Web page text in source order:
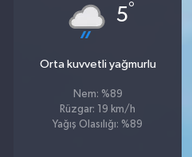
5°
Orta kuvvetli yağmurlu
Nem: %89
Rüzgar: 19 km/h
Yağış Olasılığı: %89